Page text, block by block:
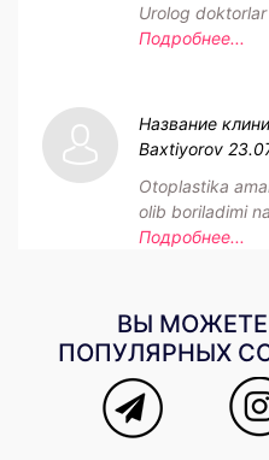
Urolog
Подробнее...
Название
Baxtiyorov
Otoplastika
olib boriladimi
Подробнее...
ВЫ МОЖЕТЕ
ПОПУЛЯРНЫХ